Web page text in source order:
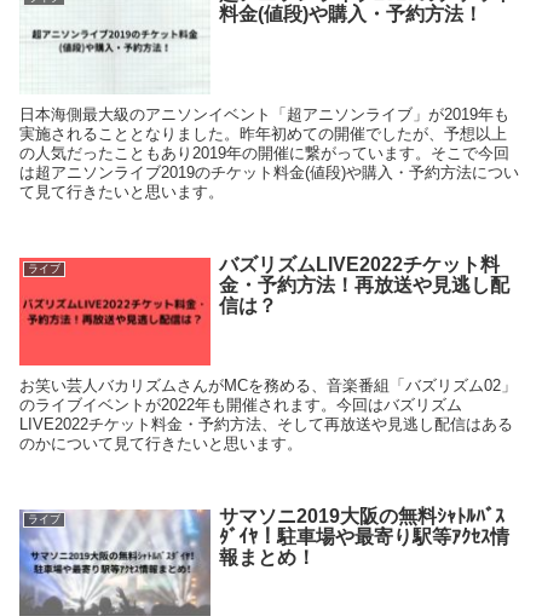
料金(値段)や購入・予約方法！
日本海側最大級のアニソンイベント「超アニソンライブ」が2019年も
実施されることとなりました。昨年初めての開催でしたが、予想以上
の人気だったこともあり2019年の開催に繋がっています。そこで今回
は超アニソンライブ2019のチケット料金(値段)や購入・予約方法につい
て見て行きたいと思います。
ライブ
バズリズムLIVE2022チケット料
金・予約方法！再放送や見逃し配
信は？
お笑い芸人バカリズムさんがMCを務める、音楽番組「バズリズム02」
のライブイベントが2022年も開催されます。今回はバズリズム
LIVE2022チケット料金・予約方法、そして再放送や見逃し配信はある
のかについて見て行きたいと思います。
ライブ
サマソニ2019大阪の無料ｼｬﾄﾙﾊﾞｽ
ﾀﾞｲﾔ！駐車場や最寄り駅等ｱｸｾｽ情
報まとめ！